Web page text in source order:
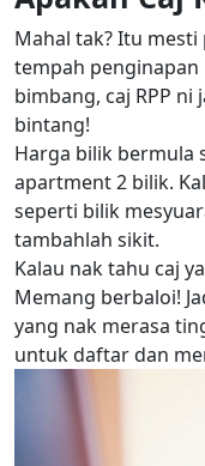
Mahal tak? Itu
tempah penginapan
bimbang, caj RPP
bintang!
Harga bilik bermula
apartment 2 bilik.
seperti bilik
tambahlah sikit.
Kalau nak tahu caj
Memang berbaloi!
yang nak merasa
untuk daftar dan